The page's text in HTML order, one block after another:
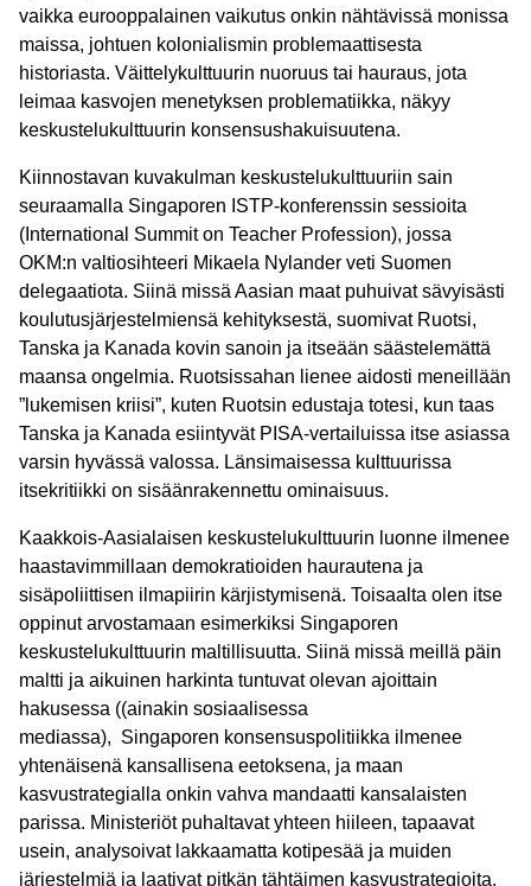
vaikka eurooppalainen vaikutus onkin nähtävissä monissa
maissa, johtuen kolonialismin problemaattisesta
historiasta. Väittelykulttuurin nuoruus tai hauraus, jota
leimaa kasvojen menetyksen problematiikka, näkyy
keskustelukulttuurin konsensushakuisuutena.
Kiinnostavan kuvakulman keskustelukulttuuriin sain
seuraamalla Singaporen ISTP-konferenssin sessioita
(International Summit on Teacher Profession), jossa
OKM:n valtiosihteeri Mikaela Nylander veti Suomen
delegaatiota. Siinä missä Aasian maat puhuivat sävyisästi
koulutusjärjestelmiensä kehityksestä, suomivat Ruotsi,
Tanska ja Kanada kovin sanoin ja itseään säästelemättä
maansa ongelmia. Ruotsissahan lienee aidosti meneillään
”lukemisen kriisi”, kuten Ruotsin edustaja totesi, kun taas
Tanska ja Kanada esiintyvät PISA-vertailuissa itse asiassa
varsin hyvässä valossa. Länsimaisessa kulttuurissa
itsekritiikki on sisäänrakennettu ominaisuus.
Kaakkois-Aasialaisen keskustelukulttuurin luonne ilmenee
haastavimmillaan demokratioiden haurautena ja
sisäpoliittisen ilmapiirin kärjistymisenä. Toisaalta olen itse
oppinut arvostamaan esimerkiksi Singaporen
keskustelukulttuurin maltillisuutta. Siinä missä meillä päin
maltti ja aikuinen harkinta tuntuvat olevan ajoittain
hakusessa ((ainakin sosiaalisessa
mediassa), Singaporen konsensuspolitiikka ilmenee
yhtenäisenä kansallisena eetoksena, ja maan
kasvustrategialla onkin vahva mandaatti kansalaisten
parissa. Ministeriöt puhaltavat yhteen hiileen, tapaavat
usein, analysoivat lakkaamatta kotipesää ja muiden
järjestelmiä ja laativat pitkän tähtäimen kasvustrategioita.